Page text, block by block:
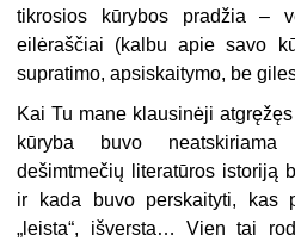
tikrosios kūrybos pradžia
eilėraščiai (kalbu apie savo
supra­timo, apsiskaitymo, be
Kai Tu mane klausinėji
kūryba buvo
dešimtmečių literatūros istoriją
ir kada buvo perskaityti, kas
„leista“, išversta… Vien tai